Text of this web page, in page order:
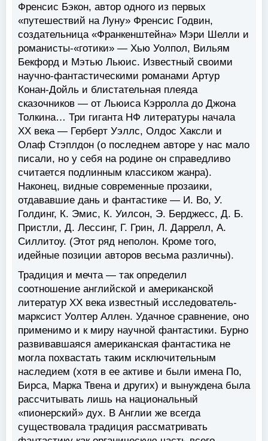
Френсис Бэкон, автор одного из первых
«путешествий на Луну» Френсис Годвин,
создательница «Франкенштейна» Мэри Шелли и
романисты-«готики» — Хью Уолпол, Вильям
Бекфорд и Мэтью Льюис. Известный своими
научно-фантастическими романами Артур
Конан-Дойль и блистательная плеяда
сказочников — от Льюиса Кэрролла до Джона
Толкина… Три гиганта НФ литературы начала
XX века — Герберт Уэллс, Олдос Хаксли и
Олаф Стэплдон (о последнем авторе у нас мало
писали, но у себя на родине он справедливо
считается подлинным классиком жанра).
Наконец, видные современные прозаики,
отдававшие дань и фантастике — И. Во, У.
Голдинг, К. Эмис, К. Уилсон, Э. Берджесс, Д. Б.
Пристли, Д. Лессинг, Г. Грин, Л. Даррелл, А.
Силлитоу. (Этот ряд неполон. Кроме того,
идейные позиции авторов весьма различны).
Традиция и мечта — так определил
соотношение английской и американской
литератур XX века известный исследователь-
марксист Уолтер Аллен. Удачное сравнение, оно
применимо и к миру научной фантастики. Бурно
развивавшаяся американская фантастика не
могла похвастать таким исключительным
наследием (хотя в ее активе и были имена По,
Бирса, Марка Твена и других) и вынуждена была
рассчитывать лишь на национальный
«пионерский» дух. В Англии же всегда
существовала традиция рассматривать